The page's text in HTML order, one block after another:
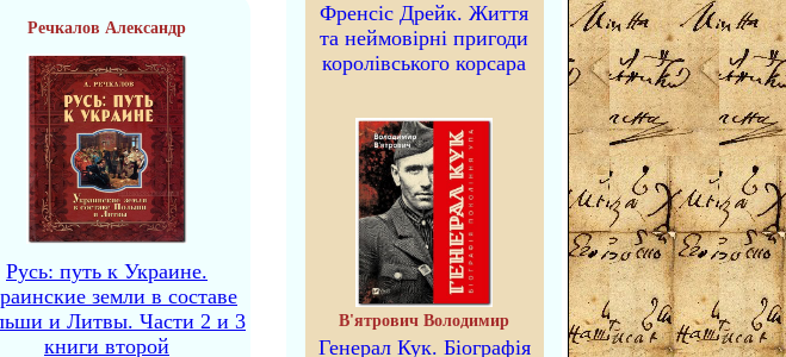
Речкалов Александр
Русь: путь к Украине.
земли в составе
и Литвы. Части 2 и 3
книги второй
Френсіс Дрейк. Життя
та неймовірні пригоди
королівського корсара
В'ятрович Володимир
Генерал Кук. Біографія